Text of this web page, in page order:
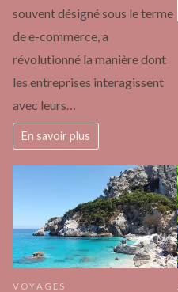
souvent désigné sous le terme
de e-commerce, a
révolutionné la manière dont
les entreprises interagissent
avec leurs…
En savoir plus
VOYAGES